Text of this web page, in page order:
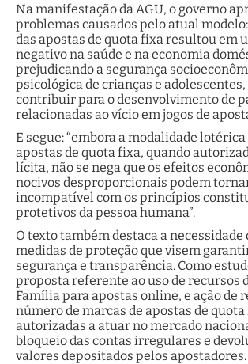
Na manifestação da AGU, o governo
problemas causados pelo atual
das apostas de quota fixa resultou em
negativo na saúde e na economia
prejudicando a segurança
psicológica de crianças e adolescentes,
contribuir para o desenvolvimento de
relacionadas ao vício em jogos de
E segue: “embora a modalidade
apostas de quota fixa, quando
lícita, não se nega que os efeitos
nocivos desproporcionais podem
incompatível com os princípios
protetivos da pessoa humana”.
O texto também destaca a necessidade
medidas de proteção que visem
segurança e transparência. Como
proposta referente ao uso de recursos
Família para apostas online, e ação de
número de marcas de apostas de
autorizadas a atuar no mercado
bloqueio das contas irregulares e
valores depositados pelos apostadores.